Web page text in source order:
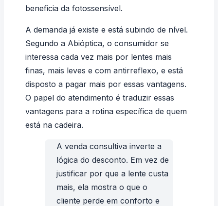
beneficia da fotossensível.
A demanda já existe e está subindo de nível.
Segundo a Abióptica, o consumidor se
interessa cada vez mais por lentes mais
finas, mais leves e com antirreflexo, e está
disposto a pagar mais por essas vantagens.
O papel do atendimento é traduzir essas
vantagens para a rotina específica de quem
está na cadeira.
A venda consultiva inverte a
lógica do desconto. Em vez de
justificar por que a lente custa
mais, ela mostra o que o
cliente perde em conforto e